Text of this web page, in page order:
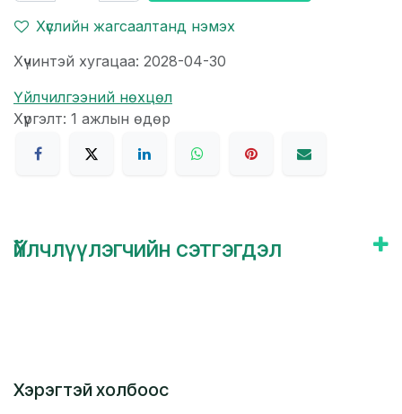
Хүслийн жагсаалтанд нэмэх
Хүчинтэй хугацаа: 2028-04-30
Үйлчилгээний нөхцөл
Хүргэлт: 1 ажлын өдөр
Үйлчлүүлэгчийн сэтгэгдэл
Хэрэгтэй холбоос